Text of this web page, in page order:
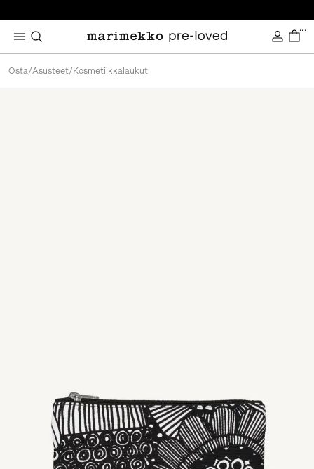
...
Osta/Asusteet/ Kosmetiikkalaukut